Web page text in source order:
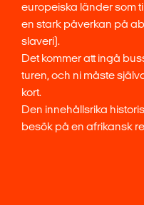
europeiska länder som
en stark påverkan på
slaveri).
Det kommer att ingå
turen, och ni måste
kort.
Den innehållsrika
besök på en afrikansk